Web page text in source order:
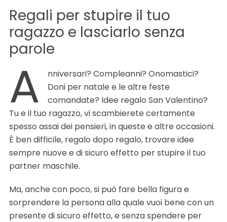
Regali per stupire il tuo
ragazzo e lasciarlo senza
parole
A
nniversari? Compleanni? Onomastici?
Doni per natale e le altre feste
comandate? Idee regalo San Valentino?
Tu e il tuo ragazzo, vi scambierete certamente
spesso assai dei pensieri, in queste e altre occasioni.
È ben difficile, regalo dopo regalo, trovare idee
sempre nuove e di sicuro effetto per stupire il tuo
partner maschile.
Ma, anche con poco, si può fare bella figura e
sorprendere la persona alla quale vuoi bene con un
presente di sicuro effetto, e senza spendere per